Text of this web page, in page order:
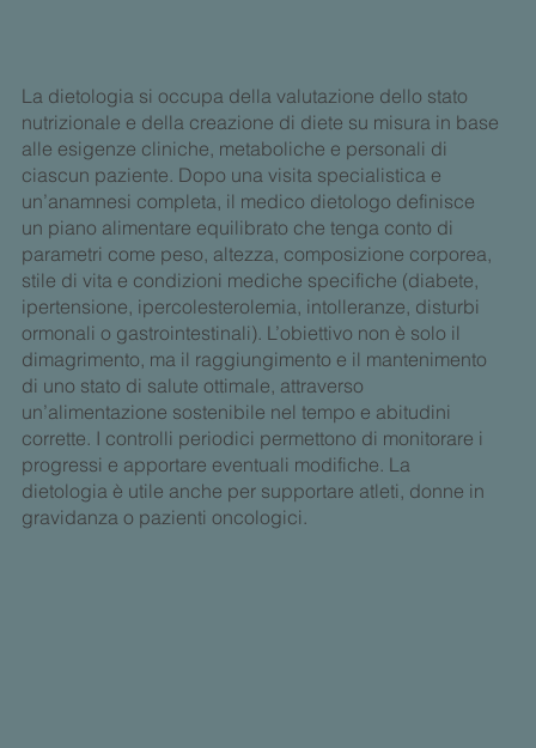
La dietologia si occupa della valutazione dello stato
nutrizionale e della creazione di diete su misura in base
alle esigenze cliniche, metaboliche e personali di
ciascun paziente. Dopo una visita specialistica e
un’anamnesi completa, il medico dietologo definisce
un piano alimentare equilibrato che tenga conto di
parametri come peso, altezza, composizione corporea,
stile di vita e condizioni mediche specifiche (diabete,
ipertensione, ipercolesterolemia, intolleranze, disturbi
ormonali o gastrointestinali). L’obiettivo non è solo il
dimagrimento, ma il raggiungimento e il mantenimento
di uno stato di salute ottimale, attraverso
un’alimentazione sostenibile nel tempo e abitudini
corrette. I controlli periodici permettono di monitorare i
progressi e apportare eventuali modifiche. La
dietologia è utile anche per supportare atleti, donne in
gravidanza o pazienti oncologici.